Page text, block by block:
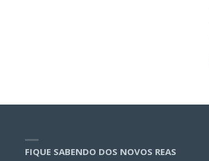
FIQUE SABENDO DOS NOVOS REAS